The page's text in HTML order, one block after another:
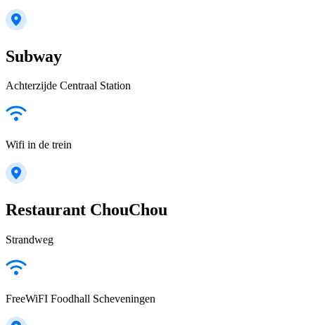
Subway
Achterzijde Centraal Station
Wifi in de trein
Restaurant ChouChou
Strandweg
FreeWiFI Foodhall Scheveningen